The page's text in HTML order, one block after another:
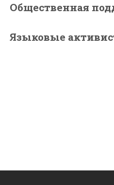
Общественная
Языковые